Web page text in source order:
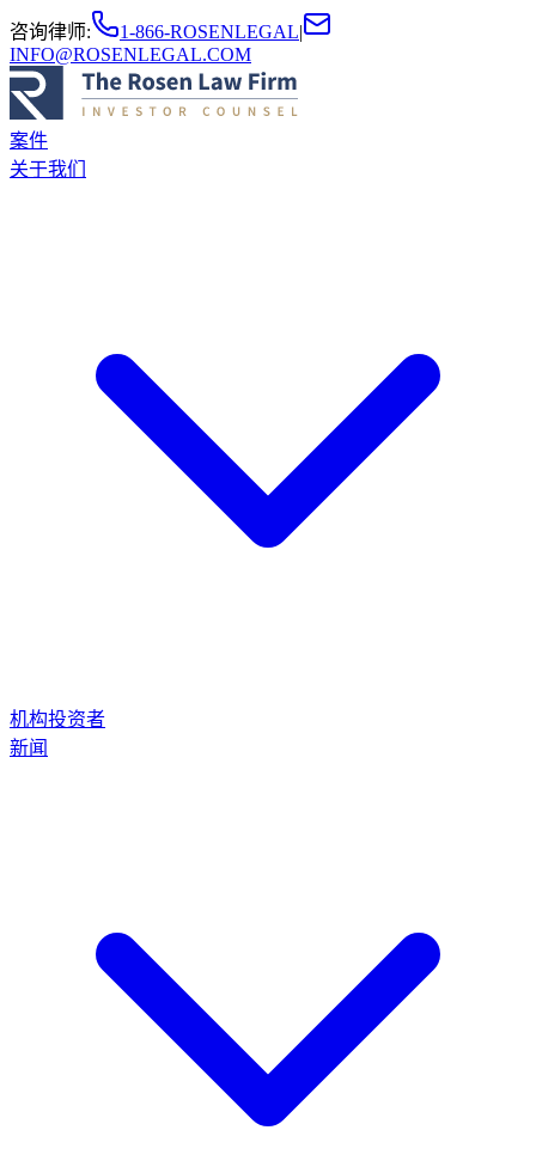
咨询律师: 1-866-ROSENLEGAL|
INFO@ROSENLEGAL.COM
案件
关于我们
机构投资者
新闻